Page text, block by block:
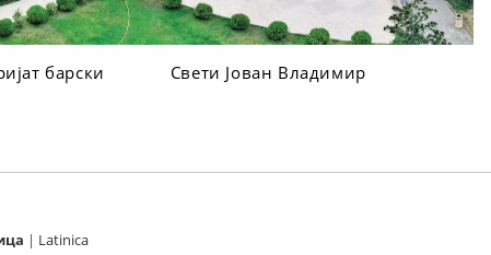
барски Свети Јован Владимир
| Latinica